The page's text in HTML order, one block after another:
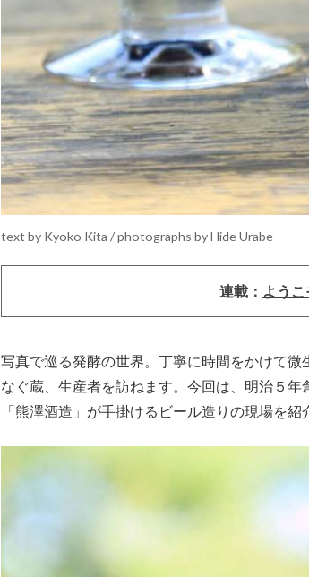
text by Kyoko Kita / photographs by Hide Urabe
連載： よう
写真で巡る発酵の世界。丁寧に時間をかけて
なぐ蔵、生産者を訪ねます。今回は、明治５
「熊澤酒造」が手掛けるビール造りの現場を紹